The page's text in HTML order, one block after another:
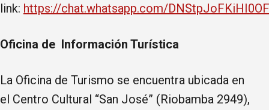
link: https://chat.whatsapp.com/
Oficina de Información Turística
La Oficina de Turismo se encuentra ubicada en
el Centro Cultural “San José” (Riobamba 2949),